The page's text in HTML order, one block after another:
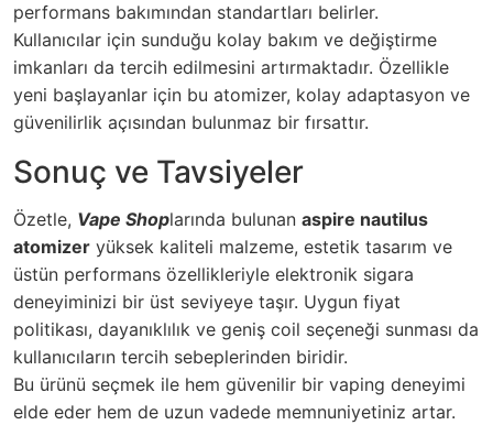
performans bakımından standartları belirler.
Kullanıcılar için sunduğu kolay bakım ve değiştirme
imkanları da tercih edilmesini artırmaktadır. Özellikle
yeni başlayanlar için bu atomizer, kolay adaptasyon ve
güvenilirlik açısından bulunmaz bir fırsattır.
Sonuç ve Tavsiyeler
Özetle, Vape Shoplarında bulunan aspire nautilus
atomizer yüksek kaliteli malzeme, estetik tasarım ve
üstün performans özellikleriyle elektronik sigara
deneyiminizi bir üst seviyeye taşır. Uygun fiyat
politikası, dayanıklılık ve geniş coil seçeneği sunması da
kullanıcıların tercih sebeplerinden biridir.
Bu ürünü seçmek ile hem güvenilir bir vaping deneyimi
elde eder hem de uzun vadede memnuniyetiniz artar.